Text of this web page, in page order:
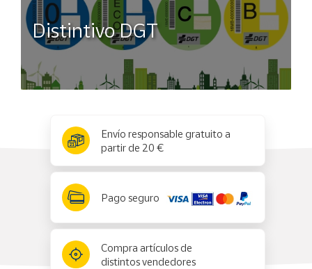
Distintivo DGT
Envío responsable gratuito a
partir de 20 €
Pago seguro
Compra artículos de
distintos vendedores